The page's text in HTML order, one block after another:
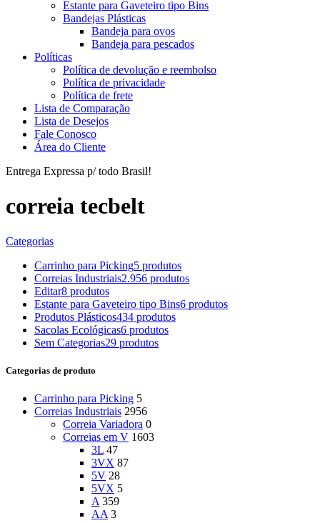
Estante para Gaveteiro tipo Bins
Bandejas Plásticas
Bandeja para ovos
Bandeja para pescados
Políticas
Política de devolução e reembolso
Política de privacidade
Política de frete
Lista de Comparação
Lista de Desejos
Fale Conosco
Área do Cliente
Entrega Expressa p/ todo Brasil!
correia tecbelt
Categorias
Carrinho para Picking5 produtos
Correias Industriais2.956 produtos
Editar8 produtos
Estante para Gaveteiro tipo Bins6 produtos
Produtos Plásticos434 produtos
Sacolas Ecológicas6 produtos
Sem Categorias29 produtos
Categorias de produto
Carrinho para Picking 5
Correias Industriais 2956
Correia Variadora 0
Correias em V 1603
3L 47
3VX 87
5V 28
5VX 5
A 359
AA 3